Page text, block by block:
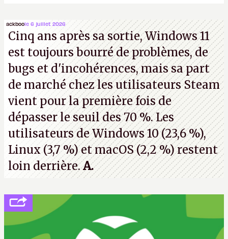
ackboole 6 juillet 2026
Cinq ans après sa sortie, Windows 11
est toujours bourré de problèmes, de
bugs et d'incohérences, mais sa part
de marché chez les utilisateurs Steam
vient pour la première fois de
dépasser le seuil des 70 %. Les
utilisateurs de Windows 10 (23,6 %),
Linux (3,7 %) et macOS (2,2 %) restent
loin derrière.A.